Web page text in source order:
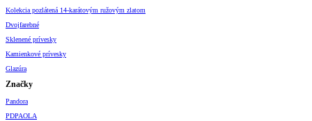
Kolekcia pozlátená 14-karátovým ružovým zlatom
Dvojfarebné
Sklenené prívesky
Kamienkové prívesky
Glazúra
Značky
Pandora
PDPAOLA